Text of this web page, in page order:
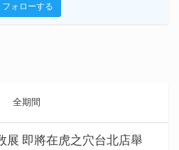
フォローする
全期間
展 即將在虎之穴台北店舉